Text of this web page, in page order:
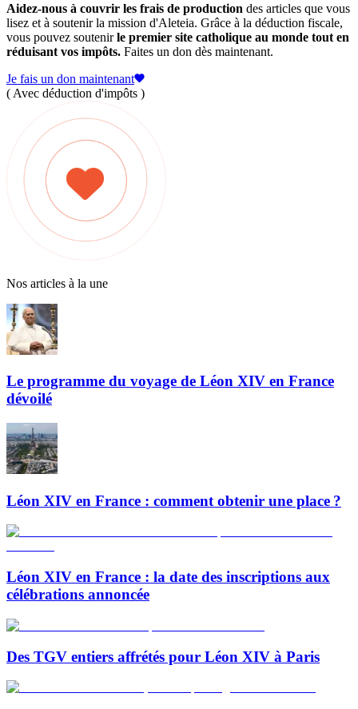
Aidez-nous à couvrir les frais de production des articles que vous
lisez et à soutenir la mission d'Aleteia. Grâce à la déduction fiscale,
vous pouvez soutenirle premier site catholique au monde tout en
réduisant vos impôts. Faites un don dès maintenant.
Je fais un don maintenant
( Avec déduction d'impôts )
Nos articles à la une
Le programme du voyage de Léon XIV en France
dévoilé
Léon XIV en France : comment obtenir une place ?
Léon XIV en France : la date des inscriptions aux
célébrations annoncée
Des TGV entiers affrétés pour Léon XIV à Paris